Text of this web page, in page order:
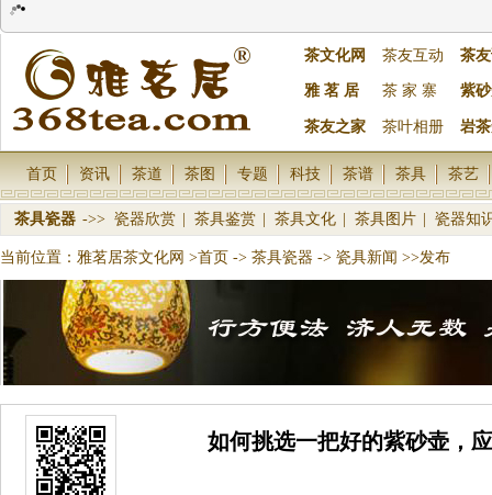
茶文化网 茶友互动 茶
雅 茗 居 茶 家 寨 紫
茶友之家 茶叶相册 岩
首页 资讯 茶道 茶图 专题 科技 茶谱 茶具 茶艺
茶具瓷器 ->> 瓷器欣赏 茶具鉴赏 茶具文化 茶具图片 瓷器知
当前位置： 雅茗居茶文化网 >首页 -> 茶具瓷器 -> 瓷具新闻 >>发布
如何挑选一把好的紫砂壶，